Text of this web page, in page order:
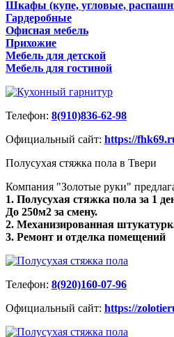
Шкафы (купе, угловые,
Гардеробные
Офисная мебель
Прихожие
Мебель для детской
Мебель для гостиной
Телефон: 8(910)836-62-98
Официальный сайт: https://
Полусухая стяжка пола в Твери
Компания "Золотые руки"
1. Полусухая стяжка пола за 1
До 250м2 за смену.
2. Механизированная
3. Ремонт и отделка помещений
Телефон: 8(920)160-07-96
Официальный сайт: https://